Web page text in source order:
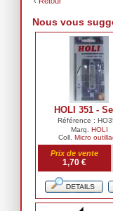
Nous vous
HOLI 351 -
Référence :
Marq. HOLI
Coll. Micro
Prix de vente
1,70 €